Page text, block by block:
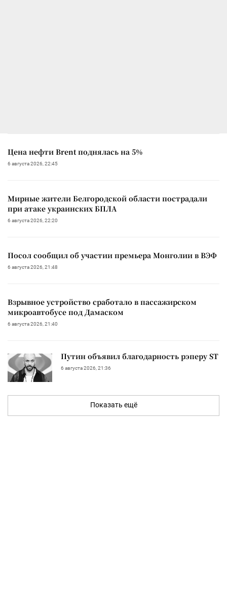
Цена нефти Brent поднялась на 5%
6 августа 2026, 22:45
Мирные жители Белгородской области пострадали
при атаке украинских БПЛА
6 августа 2026, 22:20
Посол сообщил об участии премьера Монголии в ВЭФ
6 августа 2026, 21:48
Взрывное устройство сработало в пассажирском
микроавтобусе под Дамаском
6 августа 2026, 21:40
Путин объявил благодарность рэперу ST
6 августа 2026, 21:36
Показать ещё